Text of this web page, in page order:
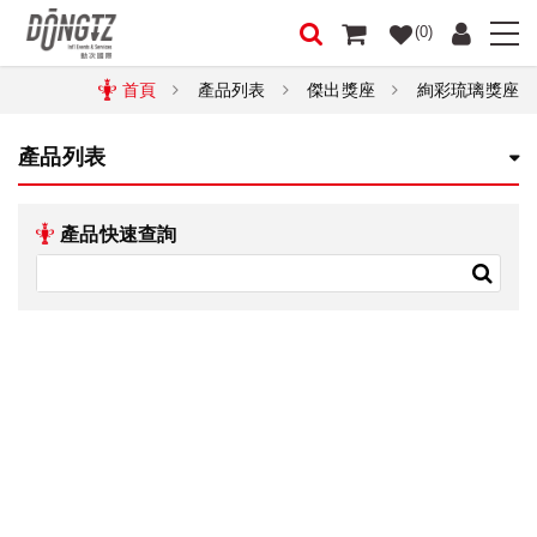
(0)
首頁 產品列表 傑出獎座 絢彩琉璃獎座
產品列表
產品快速查詢